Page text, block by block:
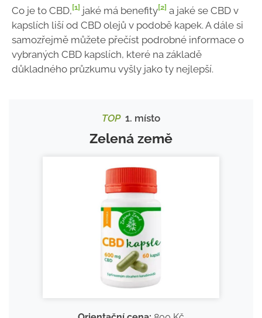
Co je to CBD, [1] jaké má benefity[2] a jaké se CBD v
kapslích liší od CBD olejů v podobě kapek. A dále si
samozřejmě můžete přečíst podrobné informace o
vybraných CBD kapslích, které na základě
důkladného průzkumu vyšly jako ty nejlepší.
TOP1. místo
Zelená země